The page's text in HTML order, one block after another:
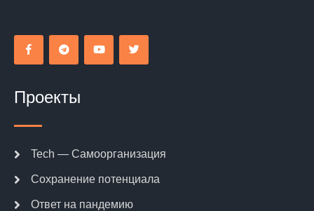
Проекты
Tech — Самоорганизация
Сохранение потенциала
Ответ на пандемию